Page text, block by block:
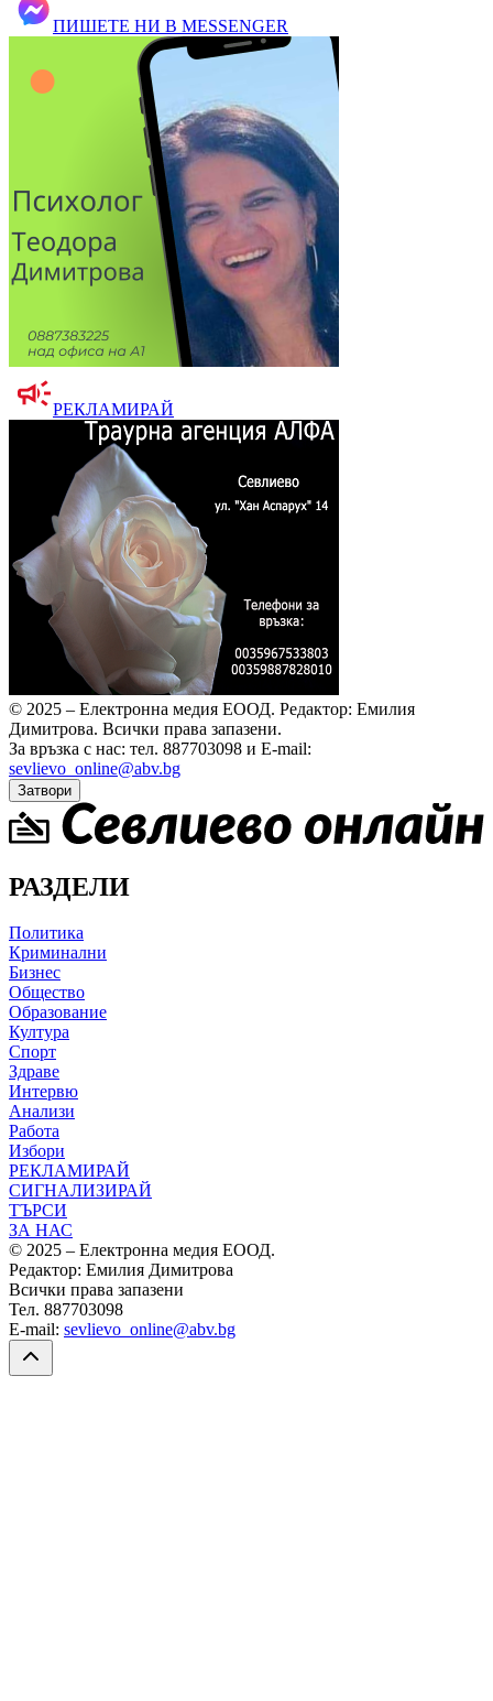
ПИШЕТЕ НИ В MESSENGER
РЕКЛАМИРАЙ
© 2025 – Електронна медия ЕООД. Редактор: Емилия
Димитрова. Всички права запазени.
За връзка с нас: тел. 887703098 и E-mail:
sevlievo_online@abv.bg
Затвори
РАЗДЕЛИ
Политика
Криминални
Бизнес
Общество
Образование
Култура
Спорт
Здраве
Интервю
Анализи
Работа
Избори
РЕКЛАМИРАЙ
СИГНАЛИЗИРАЙ
ТЪРСИ
ЗА НАС
© 2025 – Електронна медия ЕООД.
Редактор: Емилия Димитрова
Всички права запазени
Тел. 887703098
E-mail: sevlievo_online@abv.bg